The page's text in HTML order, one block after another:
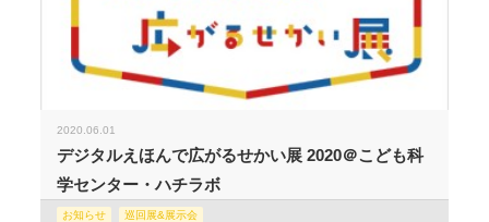
2020.06.01
デジタルえほんで広がるせかい展 2020＠こども科
学センター・ハチラボ
お知らせ 巡回展&展示会